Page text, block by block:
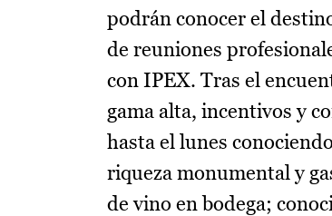
podrán conocer el
de reuniones
con IPEX. Tras el
gama alta, incentivos y
hasta el lunes
riqueza monumental y
de vino en bodega;